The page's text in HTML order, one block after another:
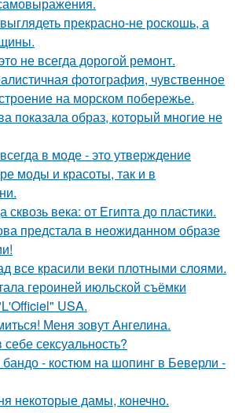
прекрасно-не роскошь, а
не всегда дорогой ремонт.
фотография, чувственное
на морском побережье.
показала образ, который многие не
в моде - это утверждение
моды и красоты, так и в
сквозь века: от Египта до пластики.
предстала в неожиданном образе
все красили веки плотными слоями.
героиней июльской съёмки
USA.
Меня зовут Ангелина.
себе сексуальность?
- костюм на шопинг в Беверли -
некоторые дамы, конечно.